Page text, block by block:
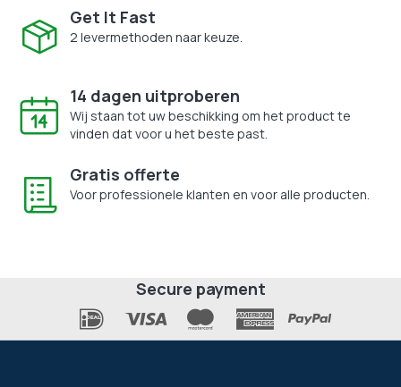
Get It Fast
2 levermethoden naar keuze.
14 dagen uitproberen
Wij staan tot uw beschikking om het product te
vinden dat voor u het beste past.
Gratis offerte
Voor professionele klanten en voor alle producten.
Secure payment